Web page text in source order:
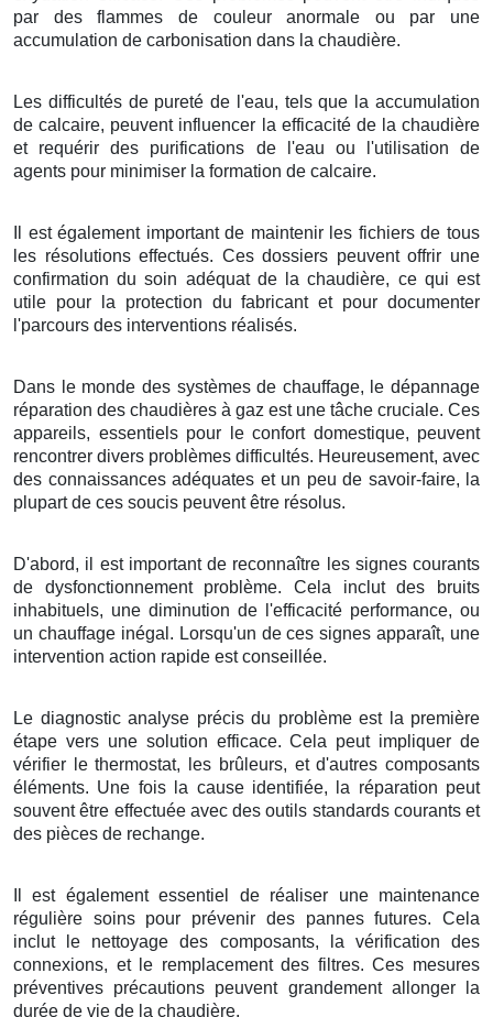
par des flammes de couleur anormale ou par une
accumulation de carbonisation dans la chaudière.
Les difficultés de pureté de l'eau, tels que la accumulation
de calcaire, peuvent influencer la efficacité de la chaudière
et requérir des purifications de l'eau ou l'utilisation de
agents pour minimiser la formation de calcaire.
Il est également important de maintenir les fichiers de tous
les résolutions effectués. Ces dossiers peuvent offrir une
confirmation du soin adéquat de la chaudière, ce qui est
utile pour la protection du fabricant et pour documenter
l'parcours des interventions réalisés.
Dans le monde des systèmes de chauffage, le dépannage
réparation des chaudières à gaz est une tâche cruciale. Ces
appareils, essentiels pour le confort domestique, peuvent
rencontrer divers problèmes difficultés. Heureusement, avec
des connaissances adéquates et un peu de savoir-faire, la
plupart de ces soucis peuvent être résolus.
D'abord, il est important de reconnaître les signes courants
de dysfonctionnement problème. Cela inclut des bruits
inhabituels, une diminution de l'efficacité performance, ou
un chauffage inégal. Lorsqu'un de ces signes apparaît, une
intervention action rapide est conseillée.
Le diagnostic analyse précis du problème est la première
étape vers une solution efficace. Cela peut impliquer de
vérifier le thermostat, les brûleurs, et d'autres composants
éléments. Une fois la cause identifiée, la réparation peut
souvent être effectuée avec des outils standards courants et
des pièces de rechange.
Il est également essentiel de réaliser une maintenance
régulière soins pour prévenir des pannes futures. Cela
inclut le nettoyage des composants, la vérification des
connexions, et le remplacement des filtres. Ces mesures
préventives précautions peuvent grandement allonger la
durée de vie de la chaudière.